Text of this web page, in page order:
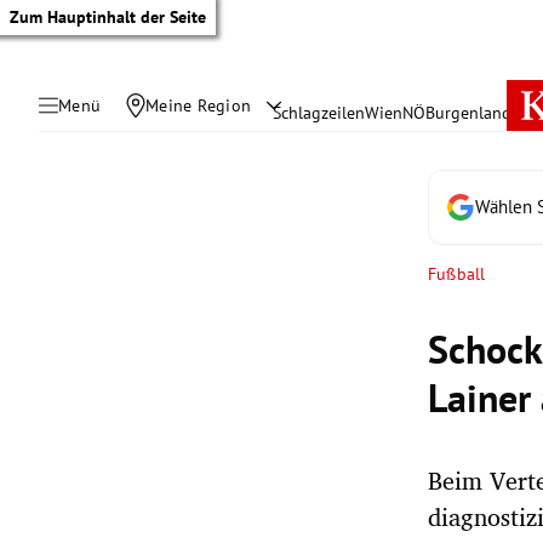
Zum Hauptinhalt der Seite
Menü Meine Region SchlagzeilenWienNÖBurgenland
Wählen
Fußball
Beim